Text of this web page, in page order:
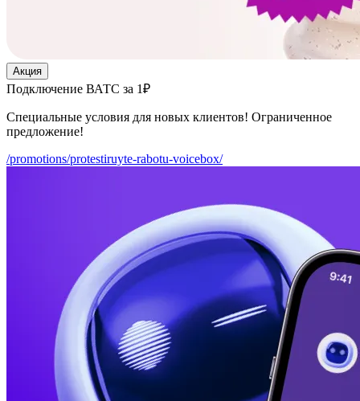
Акция
Подключение ВАТС за 1₽
Специальные условия для новых клиентов! Ограниченное
предложение!
/promotions/protestiruyte-rabotu-voicebox/